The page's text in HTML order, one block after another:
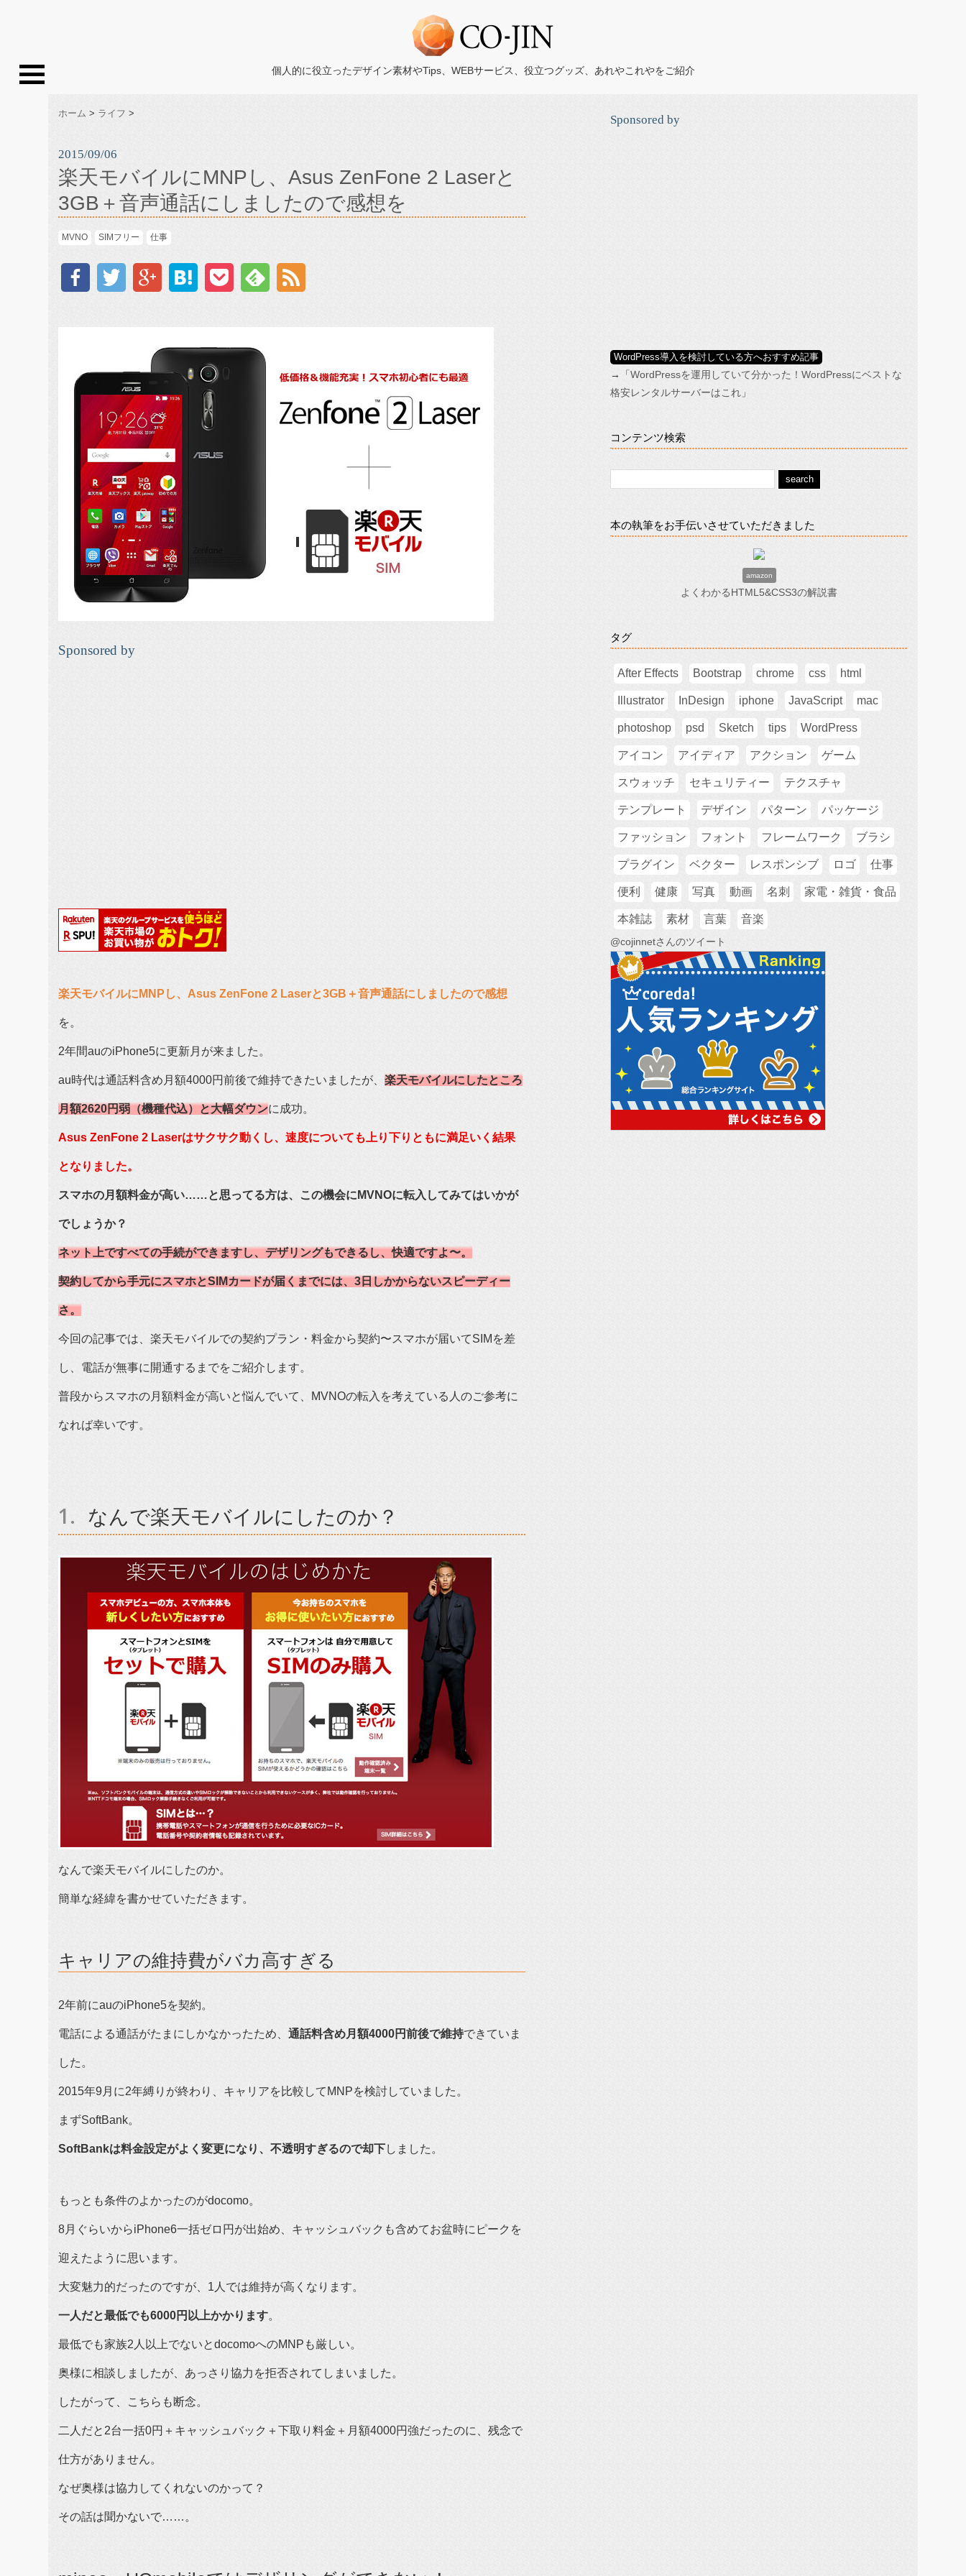
個人的に役立ったデザイン素材やTips、WEBサービス、役立つグッズ、あれやこれやをご紹介
ホーム > ライフ >
2015/09/06
楽天モバイルにMNPし、Asus ZenFone 2 Laserと
3GB＋音声通話にしましたので感想を
MVNO SIMフリー 仕事
Sponsored by
楽天モバイルにMNPし、Asus ZenFone 2 Laserと3GB＋音声通話にしましたので感想
を。
2年間auのiPhone5に更新月が来ました。
au時代は通話料含め月額4000円前後で維持できたいましたが、 楽天モバイルにしたところ
月額2620円弱（機種代込）と大幅ダウンに成功。
Asus ZenFone 2 Laserはサクサク動くし、速度についても上り下りともに満足いく結果
となりました。
スマホの月額料金が高い……と思ってる方は、この機会にMVNOに転入してみてはいかが
でしょうか？
ネット上ですべての手続ができますし、デザリングもできるし、快適ですよ〜。
契約してから手元にスマホとSIMカードが届くまでには、3日しかからないスピーディー
さ。
今回の記事では、楽天モバイルでの契約プラン・料金から契約〜スマホが届いてSIMを差
し、電話が無事に開通するまでをご紹介します。
普段からスマホの月額料金が高いと悩んでいて、MVNOの転入を考えている人のご参考に
なれば幸いです。
なんで楽天モバイルにしたのか？
なんで楽天モバイルにしたのか。
簡単な経緯を書かせていただきます。
キャリアの維持費がバカ高すぎる
2年前にauのiPhone5を契約。
電話による通話がたまにしかなかったため、 通話料含め月額4000円前後で維持できていま
した。
2015年9月に2年縛りが終わり、キャリアを比較してMNPを検討していました。
まずSoftBank。
SoftBankは料金設定がよく変更になり、不透明すぎるので却下しました。
もっとも条件のよかったのがdocomo。
8月ぐらいからiPhone6一括ゼロ円が出始め、キャッシュバックも含めてお盆時にピークを
迎えたように思います。
大変魅力的だったのですが、1人では維持が高くなります。
一人だと最低でも6000円以上かかります。
最低でも家族2人以上でないとdocomoへのMNPも厳しい。
奥様に相談しましたが、あっさり協力を拒否されてしまいました。
したがって、こちらも断念。
二人だと2台一括0円＋キャッシュバック＋下取り料金＋月額4000円強だったのに、残念で
仕方がありません。
なぜ奥様は協力してくれないのかって？
その話は聞かないで……。
Sponsored by
WordPress導入を検討している方へおすすめ記事
→「WordPressを運用していて分かった！WordPressにベストな
格安レンタルサーバーはこれ 」
コンテンツ検索
本の執筆をお手伝いさせていただきました
amazon
よくわかるHTML5&CSS3の解説書
タグ
After Effects Bootstrap chrome css html
Illustrator InDesign iphone JavaScript mac
photoshop psd Sketch tips WordPress
アイコン アイディア アクション ゲーム
スウォッチ セキュリティー テクスチャ
テンプレート デザイン パターン パッケージ
ファッション フォント フレームワーク ブラシ
プラグイン ベクター レスポンシブ ロゴ 仕事
便利 健康 写真 動画 名刺 家電・雑貨・食品
本雑誌 素材 言葉 音楽
@cojinnetさんのツイート